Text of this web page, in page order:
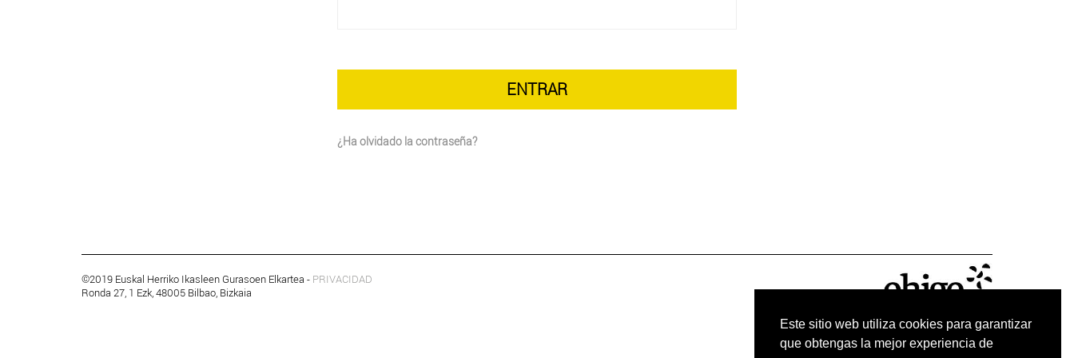
Este sitio web utiliza cookies para garantizar
que obtengas la mejor experiencia de
¿Ha olvidado la contraseña?
©2019 Euskal Herriko Ikasleen Gurasoen Elkartea - PRIVACIDAD
Ronda 27, 1 Ezk, 48005 Bilbao, Bizkaia